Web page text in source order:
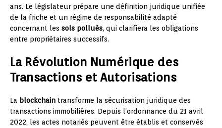
ans. Le législateur prépare une définition juridique unifiée
de la friche et un régime de responsabilité adapté
concernant les sols pollués, qui clarifiera les obligations
entre propriétaires successifs.
La Révolution Numérique des
Transactions et Autorisations
La blockchain transforme la sécurisation juridique des
transactions immobilières. Depuis l’ordonnance du 21 avril
2022, les actes notariés peuvent être établis et conservés